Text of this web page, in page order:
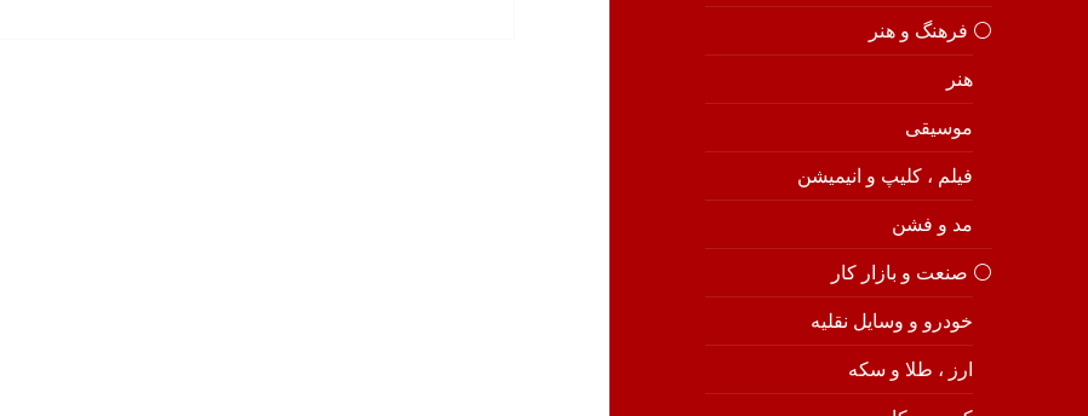
⚪️ فرهنگ و هنر
هنر
موسیقی
فیلم ، کلیپ و انیمیشن
مد و فشن
⚪️ صنعت و بازار کار
خودرو و وسایل نقلیه
ارز ، طلا و سکه